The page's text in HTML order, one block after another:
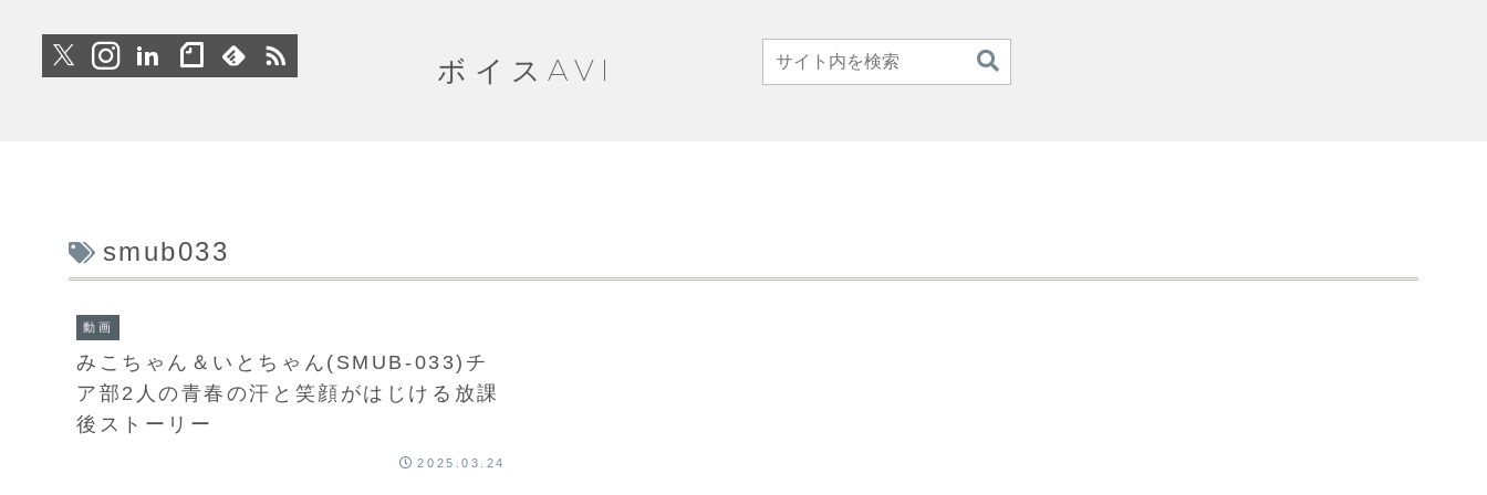
ボイスAVI
smub033
動画
みこちゃん＆いとちゃん(SMUB-033)チ
ア部2人の青春の汗と笑顔がはじける放課
後ストーリー
2025.03.24